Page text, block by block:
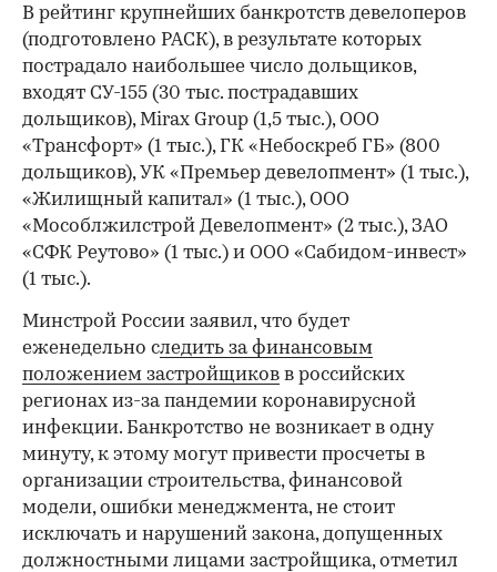
В рейтинг крупнейших банкротств девелоперов
(подготовлено РАСК), в результате которых
пострадало наибольшее число дольщиков,
входят СУ-155 (30 тыс. пострадавших
дольщиков), Mirax Group (1,5 тыс.), ООО
«Трансфорт» (1 тыс.), ГК «Небоскреб ГБ» (800
дольщиков), УК «Премьер девелопмент» (1 тыс.),
«Жилищный капитал» (1 тыс.), ООО
«Мособлжилстрой Девелопмент» (2 тыс.), ЗАО
«СФК Реутово» (1 тыс.) и ООО «Сабидом-инвест»
(1 тыс.).
Минстрой России заявил, что будет
еженедельно следить за финансовым
положением застройщиков в российских
регионах из-за пандемии коронавирусной
инфекции. Банкротство не возникает в одну
минуту, к этому могут привести просчеты в
организации строительства, финансовой
модели, ошибки менеджмента, не стоит
исключать и нарушений закона, допущенных
должностными лицами застройщика, отметил